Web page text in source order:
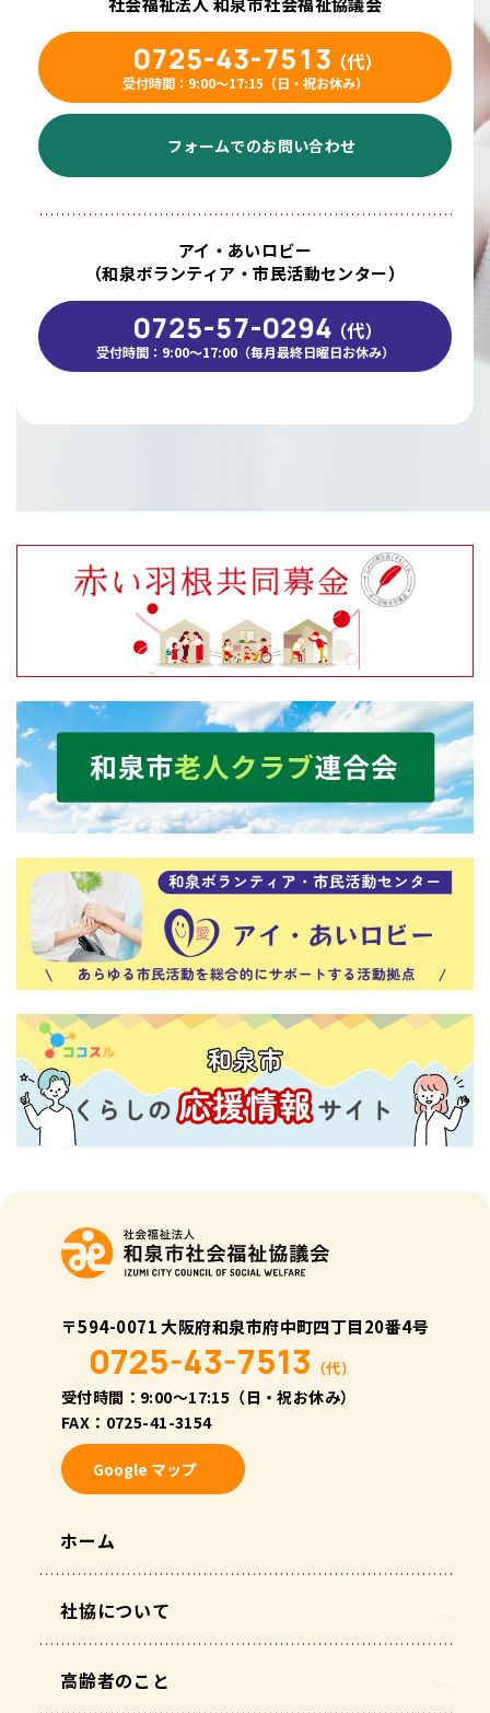
0725-43-7513（代）
受付時間：9:00〜17:15（日・祝お休み）
フォームでのお問い合わせ
アイ・あいロビー
（和泉ボランティア・市民活動センター）
0725-57-0294（代）
受付時間：9:00～17:00（毎月最終日曜日お休み）
〒594-0071 大阪府和泉市府中町四丁目20番4号
0725-43-7513 （代）
受付時間：9:00〜17:15（日・祝お休み）
FAX：0725-41-3154
Google マップ
ホーム
社協について
高齢者のこと